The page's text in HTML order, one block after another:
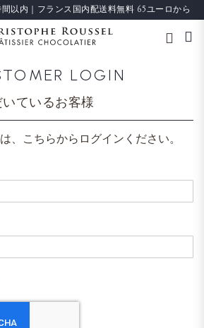
以内｜フランス国内配送料無料 65ユーロから
LOGIN
ているお客様
、こちらからログインください。